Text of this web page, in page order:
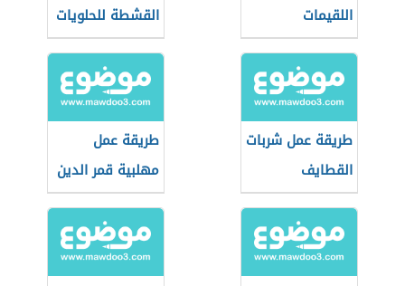
اللقيمات
القشطة للحلويات
طريقة عمل شربات
القطايف
طريقة عمل
مهلبية قمر الدين